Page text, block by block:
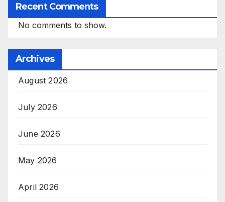
Recent Comments
No comments to show.
Archives
August 2026
July 2026
June 2026
May 2026
April 2026